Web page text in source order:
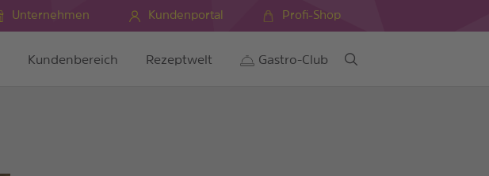
Unternehmen Kundenportal Profi-Shop
Kundenbereich Rezeptwelt Gastro-Club